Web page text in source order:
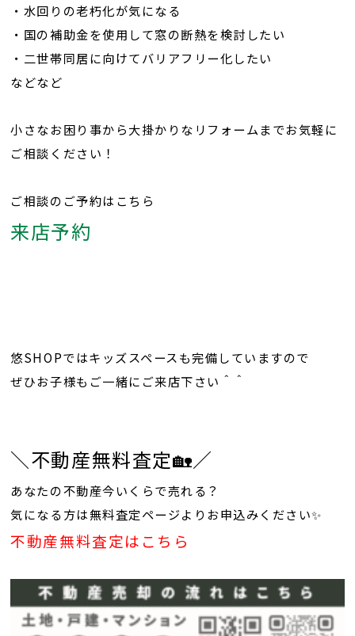
・水回りの老朽化が気になる
・国の補助金を使用して窓の断熱を検討したい
・二世帯同居に向けてバリアフリー化したい
などなど
小さなお困り事から大掛かりなリフォームまでお気軽に
ご相談ください！
ご相談のご予約はこちら
来店予約
悠SHOPではキッズスペースも完備していますので
ぜひお子様もご一緒にご来店下さい＾＾
＼不動産無料査定🏡／
あなたの不動産今いくらで売れる？
気になる方は無料査定ページよりお申込みください✨
不動産無料査定はこちら